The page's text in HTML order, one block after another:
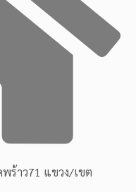
ร้าว71 แขวง/เขต